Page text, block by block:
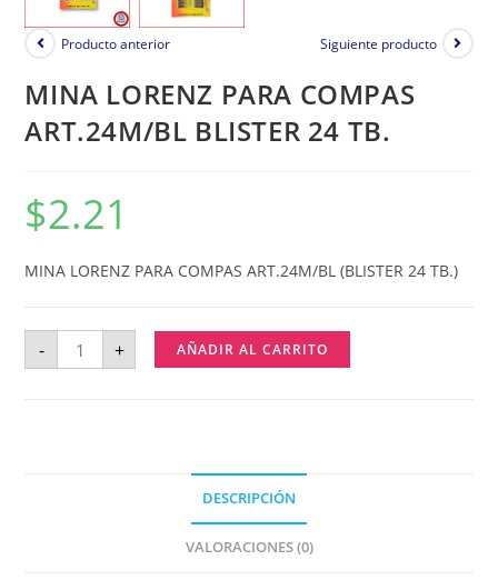
Producto anterior Siguiente producto
MINA LORENZ PARA COMPAS
ART.24M/BL BLISTER 24 TB.
$2.21
MINA LORENZ PARA COMPAS ART.24M/BL (BLISTER 24 TB.)
- + AÑADIR AL CARRITO
DESCRIPCIÓN
VALORACIONES (0)